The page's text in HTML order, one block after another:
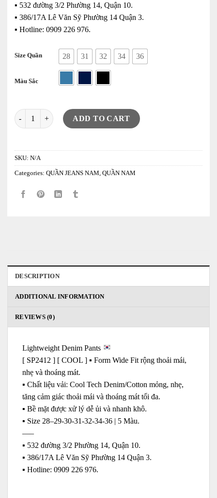
▪️ 532 đường 3/2 Phường 14, Quận 10.
▪️ 386/17A Lê Văn Sỹ Phường 14 Quận 3.
▪️ Hotline: ‭0909 226 976.
Size Quần 28 31 32 34 36
Màu Sắc
Quần Jeans SP ( Wide Fit ) 37C51 quantity
ADD TO CART
SKU: N/A
Categories: QUẦN JEANS NAM QUẦN NAM
DESCRIPTION
ADDITIONAL INFORMATION
REVIEWS (0)
Lightweight Denim Pants
[ SP2412 ] [ COOL ] ▪️ Form Wide Fit rộng thoải mái,
nhẹ và thoáng mát.
▪️ Chất liệu vải: Cool Tech Denim/Cotton mỏng, nhẹ,
tăng cảm giác thoải mái và thoáng mát tối đa.
▪️ Bề mặt được xử lý dễ ủi và nhanh khô.
▪️ Size 28–29-30-31-32-34-36 | 5 Màu.
—–
▪️ 532 đường 3/2 Phường 14, Quận 10.
▪️ 386/17A Lê Văn Sỹ Phường 14 Quận 3.
▪️ Hotline: ‭0909 226 976.